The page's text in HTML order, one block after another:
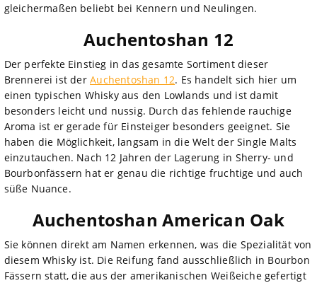
gleichermaßen beliebt bei Kennern und Neulingen.
Auchentoshan 12
Der perfekte Einstieg in das gesamte Sortiment dieser
Brennerei ist derAuchentoshan 12. Es handelt sich hier um
einen typischen Whisky aus den Lowlands und ist damit
besonders leicht und nussig. Durch das fehlende rauchige
Aroma ist er gerade für Einsteiger besonders geeignet. Sie
haben die Möglichkeit, langsam in die Welt der Single Malts
einzutauchen. Nach 12 Jahren der Lagerung in Sherry- und
Bourbonfässern hat er genau die richtige fruchtige und auch
süße Nuance.
Auchentoshan American Oak
Sie können direkt am Namen erkennen, was die Spezialität von
diesem Whisky ist. Die Reifung fand ausschließlich in Bourbon
Fässern statt, die aus der amerikanischen Weißeiche gefertigt